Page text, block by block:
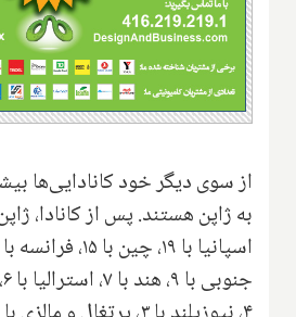
از سوی دیگر خود کانادایی‌ها